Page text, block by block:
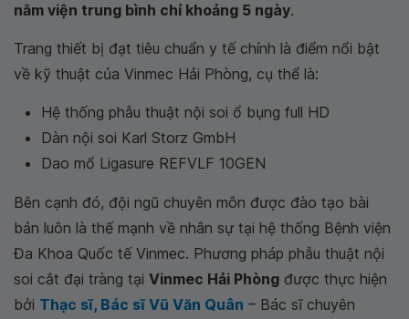
nằm viện trung bình chỉ khoảng 5 ngày.
Trang thiết bị đạt tiêu chuẩn y tế chính là điểm nổi bật
về kỹ thuật của Vinmec Hải Phòng, cụ thể là:
Hệ thống phẫu thuật nội soi ổ bụng full HD
Dàn nội soi Karl Storz GmbH
Dao mổ Ligasure REFVLF 10GEN
Bên cạnh đó, đội ngũ chuyên môn được đào tạo bài
bản luôn là thế mạnh về nhân sự tại hệ thống Bệnh viện
Đa Khoa Quốc tế Vinmec. Phương pháp phẫu thuật nội
soi cắt đại tràng tại Vinmec Hải Phòng được thực hiện
bởi Thạc sĩ, Bác sĩ Vũ Văn Quân – Bác sĩ chuyên